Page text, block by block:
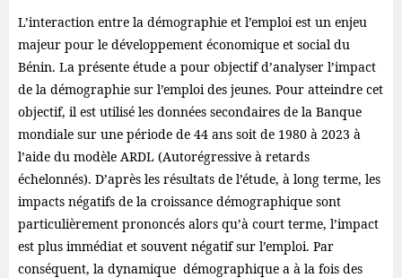
L’interaction entre la démographie et l’emploi est un enjeu
majeur pour le développement économique et social du
Bénin. La présente étude a pour objectif d’analyser l’impact
de la démographie sur l’emploi des jeunes. Pour atteindre cet
objectif, il est utilisé les données secondaires de la Banque
mondiale sur une période de 44 ans soit de 1980 à 2023 à
l’aide du modèle ARDL (Autorégressive à retards
échelonnés). D’après les résultats de l’étude, à long terme, les
impacts négatifs de la croissance démographique sont
particulièrement prononcés alors qu’à court terme, l’impact
est plus immédiat et souvent négatif sur l’emploi. Par
conséquent, la dynamique démographique a à la fois des